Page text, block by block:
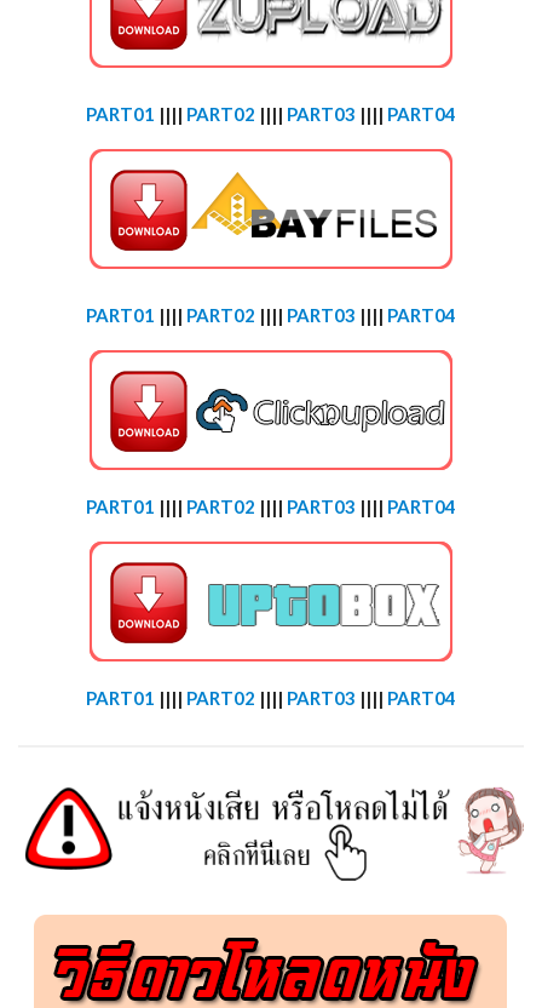
PART01 |||| PART02 |||| PART03 |||| PART04
PART01 |||| PART02 |||| PART03 |||| PART04
PART01 |||| PART02 |||| PART03 |||| PART04
PART01 |||| PART02 |||| PART03 |||| PART04